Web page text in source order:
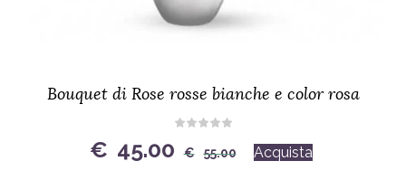
Bouquet di Rose rosse bianche e color rosa
€ 55.00Original
€ 45.00
Current
Acquista